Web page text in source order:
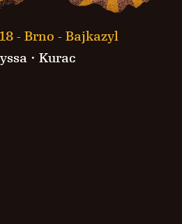
- Brno - Bajkazyl
· Kurac